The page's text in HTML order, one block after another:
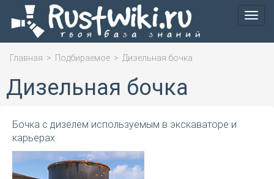
Меню
Главная > Подбираемое > Дизельная бочка
Дизельная бочка
Бочка с дизелем используемым в экскаваторе и
карьерах.